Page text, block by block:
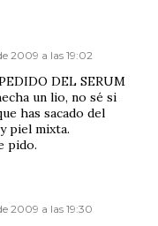
2009 a las 19:02
DEL SERUM
un lio, no sé si
has sacado del
piel mixta.
pido.
2009 a las 19:30